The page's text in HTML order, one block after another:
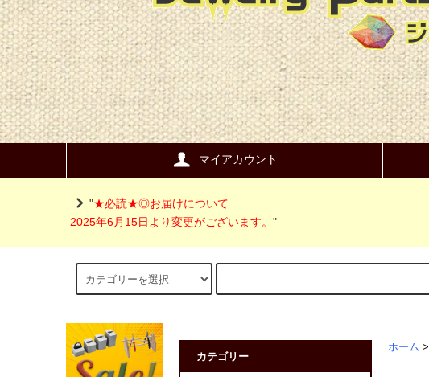
マイアカウント
"★必読★◎お届けについて
2025年6月15日より変更がございます。 "
ホーム >
カテゴリー